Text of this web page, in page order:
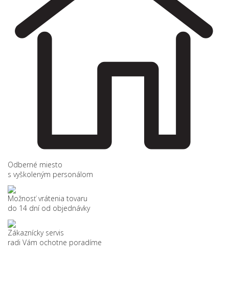
Odberné miesto
s vyškoleným personálom
Možnosť vrátenia tovaru
do 14 dní od objednávky
Zákaznícky servis
radi Vám ochotne poradíme